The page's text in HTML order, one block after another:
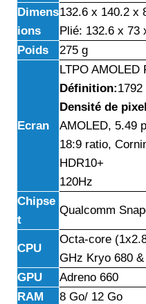
Dimens
ions
132.6 x 140.2 x
Plié: 132.6 x 73
Poids
275 g
Ecran
LTPO AMOLED
Définition:
Densité de
AMOLED, 5.49
18:9 ratio,
HDR10+
120Hz
Chipse
t
Qualcomm
CPU
Octa-core
GHz Kryo 680
GPU
Adreno 660
RAM
8 Go/ 12 Go